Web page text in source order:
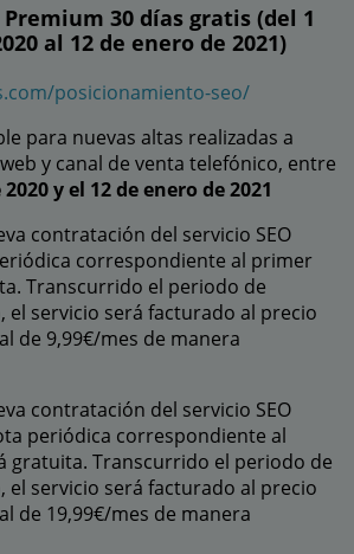
Premium 30 días gratis (del 1
al 12 de enero de 2021)
posicionamiento-seo/
para nuevas altas realizadas a
y canal de venta telefónico, entre
y el 12 de enero de 2021
contratación del servicio SEO
correspondiente al primer
Transcurrido el periodo de
el servicio será facturado al precio
de 9,99€/mes de manera
contratación del servicio SEO
periódica correspondiente al
gratuita. Transcurrido el periodo de
el servicio será facturado al precio
de 19,99€/mes de manera